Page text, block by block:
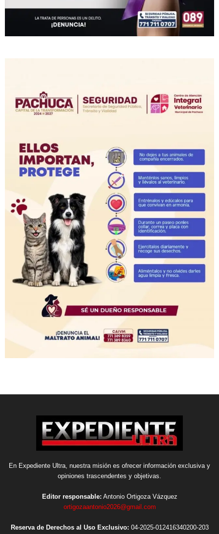
En Expediente Ultra, nuestra misión es ofrecer información exclusiva y
opiniones trascendentes y objetivas.
Editor responsable: Antonio Ortigoza Vázquez
ortigozaantonio2026@gmail.com
Reserva de Derechos al Uso Exclusivo: 04-2025-012416340200-203